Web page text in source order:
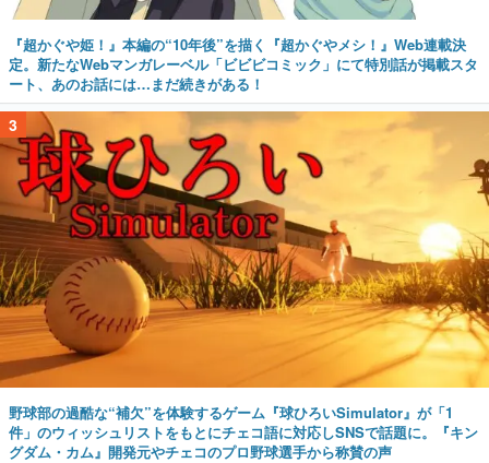
『超かぐや姫！』本編の“10年後”を描く『超かぐやメシ！』Web連載決
定。新たなWebマンガレーベル「ビビビコミック」にて特別話が掲載スタ
ート、あのお話には…まだ続きがある！
3
野球部の過酷な“補欠”を体験するゲーム『球ひろいSimulator』が「1
件」のウィッシュリストをもとにチェコ語に対応しSNSで話題に。『キン
グダム・カム』開発元やチェコのプロ野球選手から称賛の声